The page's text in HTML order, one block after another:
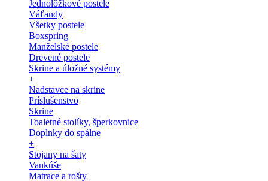
Jednolôžkové postele
Váľandy
Všetky postele
Boxspring
Manželské postele
Drevené postele
Skrine a úložné systémy
+
Nadstavce na skrine
Príslušenstvo
Skrine
Toaletné stolíky, šperkovnice
Doplnky do spálne
+
Stojany na šaty
Vankúše
Matrace a rošty